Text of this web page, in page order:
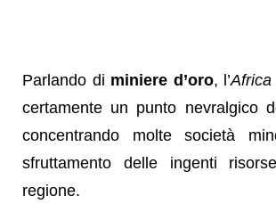
Parlando di miniere d’oro, l’Africa
certamente un punto nevralgico
concentrando molte società
sfruttamento delle ingenti
regione.